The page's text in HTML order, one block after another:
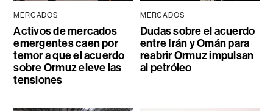
MERCADOS
Activos de mercados
emergentes caen por
temor a que el acuerdo
sobre Ormuz eleve las
tensiones
MERCADOS
Dudas sobre el acuerdo
entre Irán y Omán para
reabrir Ormuz impulsan
al petróleo